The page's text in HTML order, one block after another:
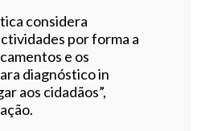
considera
por forma a
e os
diagnóstico in
aos cidadãos”,